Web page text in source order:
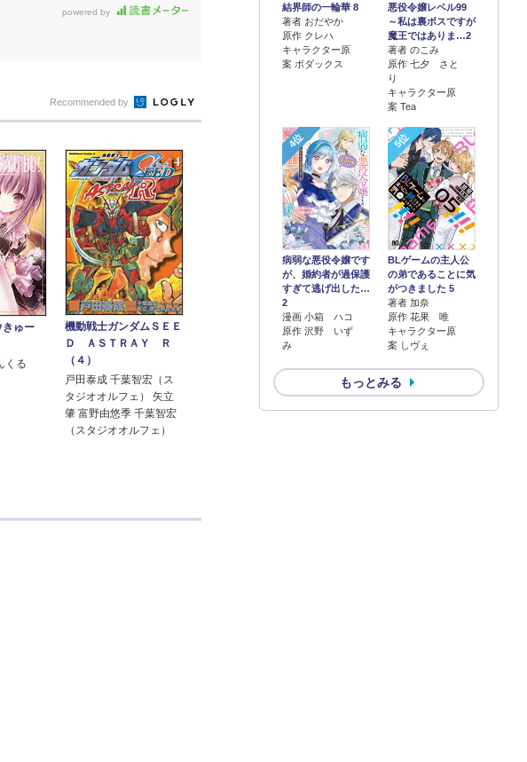
powered by
結界師の一輪華 8
著者 おだやか
原作 クレハ
キャラクター原
案 ボダックス
悪役令嬢レベル99
～私は裏ボスですが
魔王ではありま…2
著者 のこみ
原作 七夕 さと
り
キャラクター原
案 Tea
4位
病弱な悪役令嬢です
が、婚約者が過保護
すぎて逃げ出した…
2
漫画 小箱 ハコ
原作 沢野 いず
み
5位
BLゲームの主人公
の弟であることに気
がつきました 5
著者 加奈
原作 花果 唯
キャラクター原
案 しヴぇ
もっとみる
Recommended by
きゅー
くる
機動戦士ガンダムＳＥＥ
Ｄ ＡＳＴＲＡＹ Ｒ
（４）
戸田泰成 千葉智宏（ス
タジオオルフェ） 矢立
肇 富野由悠季 千葉智宏
（スタジオオルフェ）